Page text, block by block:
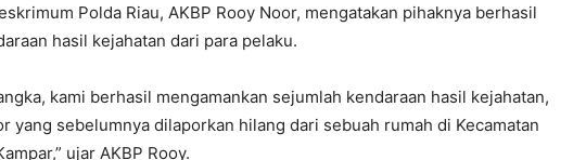
Polda Riau, AKBP Rooy Noor, mengatakan pihaknya berhasil
hasil kejahatan dari para pelaku.
kami berhasil mengamankan sejumlah kendaraan hasil kejahatan,
yang sebelumnya dilaporkan hilang dari sebuah rumah di Kecamatan
ujar AKBP Rooy.